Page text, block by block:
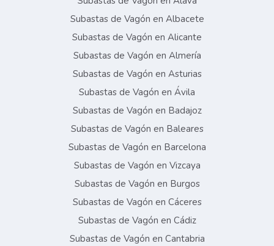
Subastas de Vagón en Albacete
Subastas de Vagón en Alicante
Subastas de Vagón en Almería
Subastas de Vagón en Asturias
Subastas de Vagón en Ávila
Subastas de Vagón en Badajoz
Subastas de Vagón en Baleares
Subastas de Vagón en Barcelona
Subastas de Vagón en Vizcaya
Subastas de Vagón en Burgos
Subastas de Vagón en Cáceres
Subastas de Vagón en Cádiz
Subastas de Vagón en Cantabria